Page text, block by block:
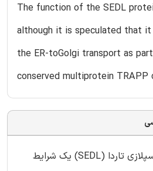
The function of the SEDL
although it is speculated that
the ER-toGolgi transport as
conserved multiprotein TRAPP
اسپوندیلو اپی فیزیال دیسپلازی تاردا (SEDL) یک شرایط